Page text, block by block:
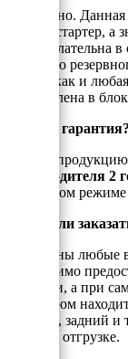
Да, можно.
электростартер,
даже желательна
функцию
модель,как и
установлена в
Есть ли гарантия?
На всю
производителя 2
аварийном
Можно ли
Возможны любые
необходимо
доставки, а при
на котором
боковой, задний
товара к отгрузке.